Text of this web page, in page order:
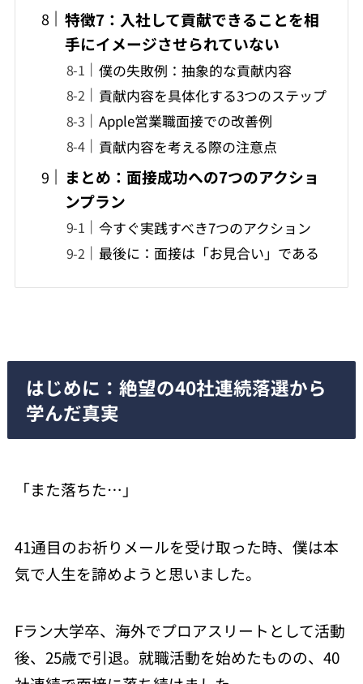
特徴7：入社して貢献できることを相
手にイメージさせられていない
僕の失敗例：抽象的な貢献内容
貢献内容を具体化する3つのステップ
Apple営業職面接での改善例
貢献内容を考える際の注意点
まとめ：面接成功への7つのアクショ
ンプラン
今すぐ実践すべき7つのアクション
最後に：面接は「お見合い」である
はじめに：絶望の40社連続落選から
学んだ真実
「また落ちた…」
41通目のお祈りメールを受け取った時、僕は本
気で人生を諦めようと思いました。
Fラン大学卒、海外でプロアスリートとして活動
後、25歳で引退。就職活動を始めたものの、40